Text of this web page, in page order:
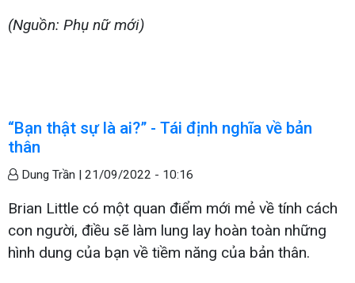
(Nguồn: Phụ nữ mới)
“Bạn thật sự là ai?” - Tái định nghĩa về bản
thân
Dung Trần | 21/09/2022 - 10:16
Brian Little có một quan điểm mới mẻ về tính cách
con người, điều sẽ làm lung lay hoàn toàn những
hình dung của bạn về tiềm năng của bản thân.